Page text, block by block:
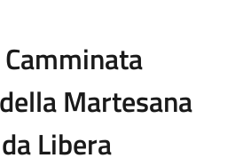
Martesana
Libera